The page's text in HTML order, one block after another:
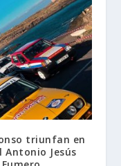
triunfan en
Jesús